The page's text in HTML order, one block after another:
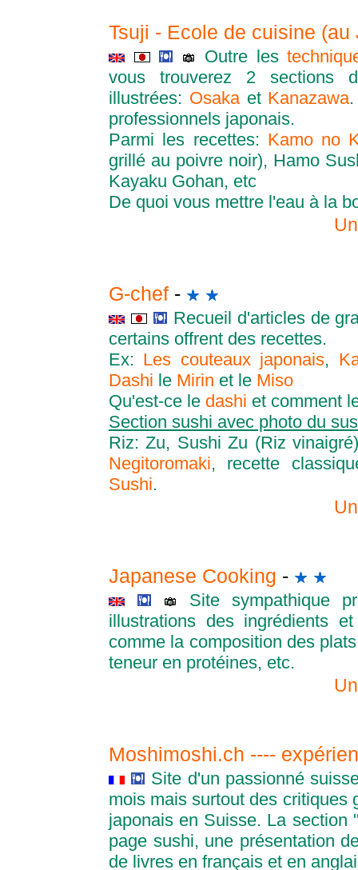
Tsuji - Ecole de cuisine
Outre les
vous trouverez 2 sections
illustrées: Osakaet Kanazawa.
professionnels japonais.
Parmi les recettes: Kamo no
grillé au poivre noir), Hamo
Kayaku Gohan, etc
De quoi vous mettre l'eau à la
G-chef -
Recueil d'articles de
certains offrent des recettes.
Ex: Les couteaux japonais,
Dashi le Mirin et le Miso
Qu'est-ce le dashi et comment
Section sushi avec photo du
Riz: Zu, Sushi Zu (Riz
Negitoromaki, recette
Sushi.
Japanese Cooking -
Site sympathique
illustrations des ingrédients
comme la composition des
teneur en protéines, etc.
Moshimoshi.ch ----
Site d'un passionné
mois mais surtout des critiques
japonais en Suisse. La section
page sushi, une présentation
de livres en français et en